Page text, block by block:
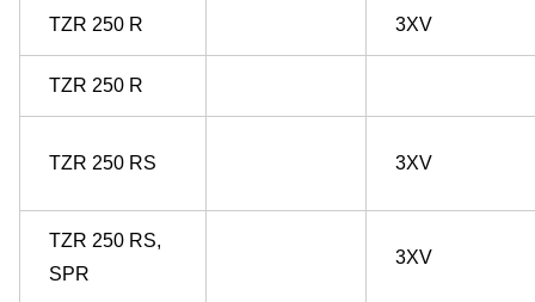
TZR 250 R 3XV
TZR 250 R
TZR 250 RS 3XV
TZR 250 RS,
SPR
3XV